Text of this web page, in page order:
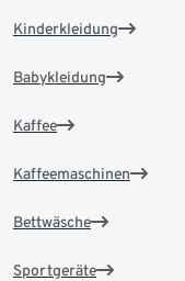
Kinderkleidung
Babykleidung
Kaffee
Kaffeemaschinen
Bettwäsche
Sportgeräte